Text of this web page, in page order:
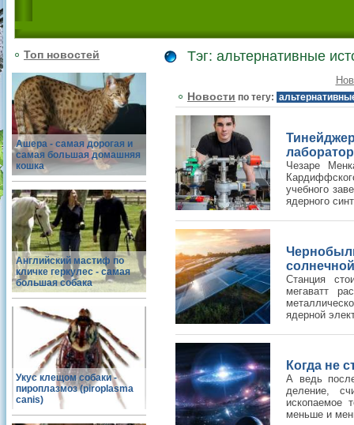
Топ новостей
Ашера - самая дорогая и
самая большая домашняя
кошка
Английский мастиф по
кличке геркулес - самая
большая собака
Укус клещом собаки -
пироплазмоз (piroplasma
canis)
Тэг: альтернативные
Новости по тегу:
Чезаре
учебного
ядерного
Станция
мегаватт
ядерной
Когда не
А ведь
деление,
ископаемое
меньше и